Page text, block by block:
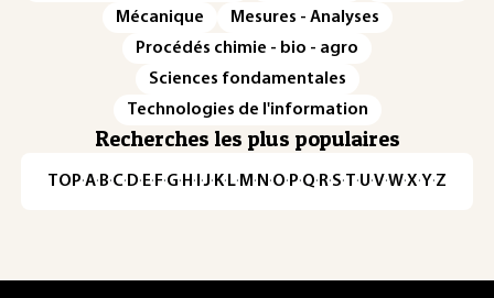
Mécanique
Mesures - Analyses
Procédés chimie - bio - agro
Sciences fondamentales
Technologies de l'information
Recherches les plus populaires
TOP·A·B·C· D· E· F·G· H · ·J· K· L· M · N ·O· P·Q· R·S·T·U·V·W·X·Y·Z